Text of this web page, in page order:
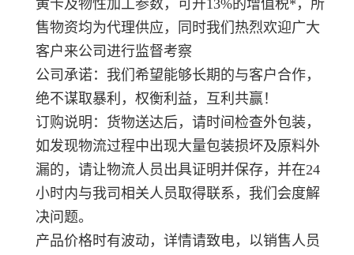
黄卡及物性加工参数，可开13%的增值税*，所
售物资均为代理供应，同时我们热烈欢迎广大
客户来公司进行监督考察
公司承诺：我们希望能够长期的与客户合作，
绝不谋取暴利，权衡利益，互利共赢！
订购说明：货物送达后，请时间检查外包装，
如发现物流过程中出现大量包装损坏及原料外
漏的，请让物流人员出具证明并保存，并在24
小时内与我司相关人员取得联系，我们会度解
决问题。
产品价格时有波动，详情请致电，以销售人员